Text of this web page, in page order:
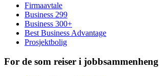
Firmaavtale
Business 299
Business 300+
Best Business Advantage
Prosjektbolig
For de som reiser i jobbsammenheng